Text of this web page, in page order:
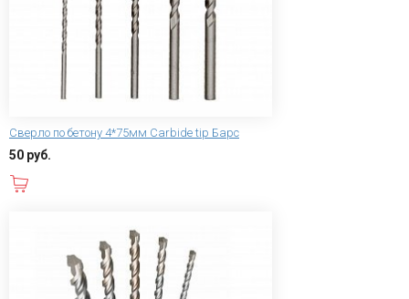
Сверло по бетону 4*75мм Carbide tip Барс
50 руб.